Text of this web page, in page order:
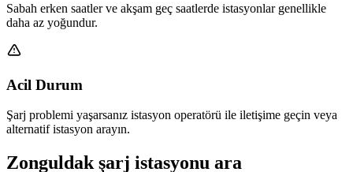
Sabah erken saatler ve akşam geç saatlerde istasyonlar genellikle
daha az yoğundur.
Acil Durum
Şarj problemi yaşarsanız istasyon operatörü ile iletişime geçin veya
alternatif istasyon arayın.
Zonguldak şarj istasyonu ara